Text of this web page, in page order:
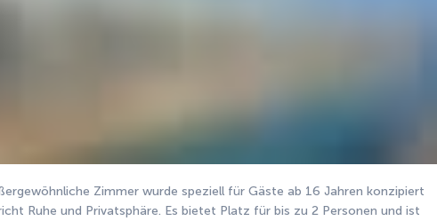
Zimmer wurde speziell für Gäste ab 16 Jahren konzipiert
Ruhe und Privatsphäre. Es bietet Platz für bis zu 2 Personen und ist